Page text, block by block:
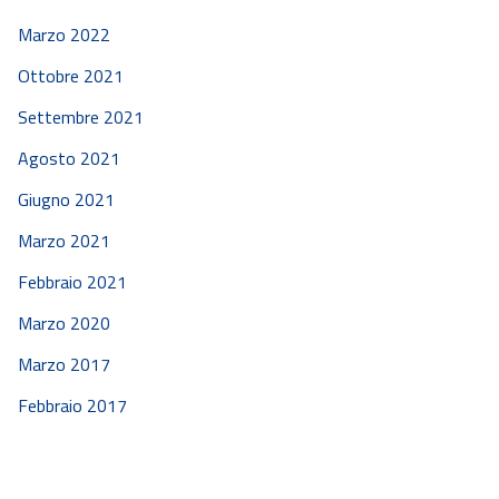
Marzo 2022
Ottobre 2021
Settembre 2021
Agosto 2021
Giugno 2021
Marzo 2021
Febbraio 2021
Marzo 2020
Marzo 2017
Febbraio 2017